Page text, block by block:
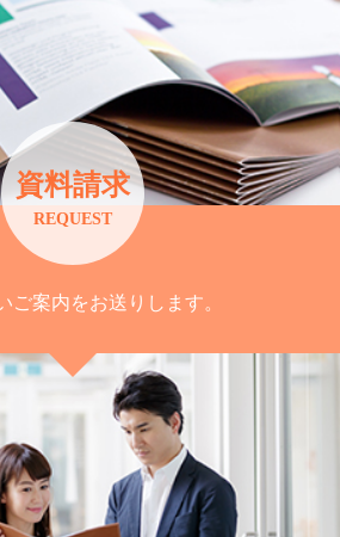
資料請求
REQUEST
ご案内をお送りします。